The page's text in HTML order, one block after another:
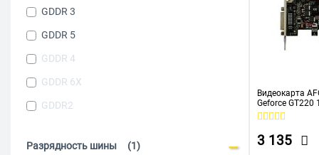
Radeon RX 9060 XT
Arc A310
Arc B570
GeForce 210
GeForce G210
GDDR 3
GDDR 5
GDDR 4
GDDR 6X
GDDR2
Разрядность шины (1)
Видеокарта
Geforce GT220
HDMI VGA LP
3 135